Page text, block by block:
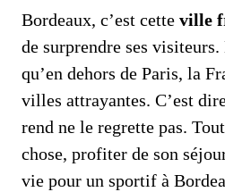
Bordeaux, c’est cette ville
de surprendre ses
qu’en dehors de Paris, la
villes attrayantes. C’est
rend ne le regrette pas.
chose, profiter de son
vie pour un sportif à